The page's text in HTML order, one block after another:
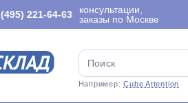
(495) 221-64-63
консультации,
заказы по Москве
Например:Cube Attention